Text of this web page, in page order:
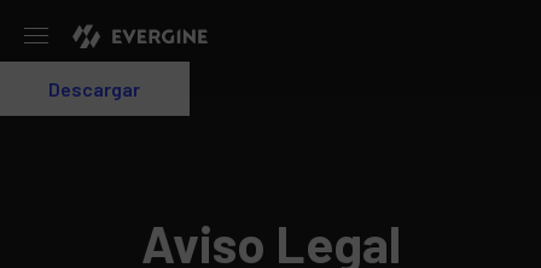
Login
Descargar
Aviso Legal